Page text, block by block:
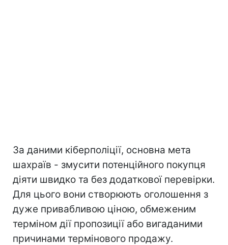
За даними кіберполіції, основна мета
шахраїв - змусити потенційного покупця
діяти швидко та без додаткової перевірки.
Для цього вони створюють оголошення з
дуже привабливою ціною, обмеженим
терміном дії пропозиції або вигаданими
причинами термінового продажу.